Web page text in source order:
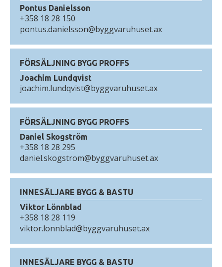
Pontus Danielsson
+358 18 28 150
pontus.danielsson@byggvaruhuset.ax
FÖRSÄLJNING BYGG PROFFS
Joachim Lundqvist
joachim.lundqvist@byggvaruhuset.ax
FÖRSÄLJNING BYGG PROFFS
Daniel Skogström
+358 18 28 295
daniel.skogstrom@byggvaruhuset.ax
INNESÄLJARE BYGG & BASTU
Viktor Lönnblad
+358 18 28 119
viktor.lonnblad@byggvaruhuset.ax
INNESÄLJARE BYGG & BASTU